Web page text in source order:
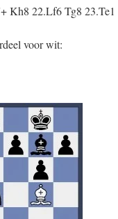
Kh8 22.Lf6 Tg8 23.Te1
voor wit: